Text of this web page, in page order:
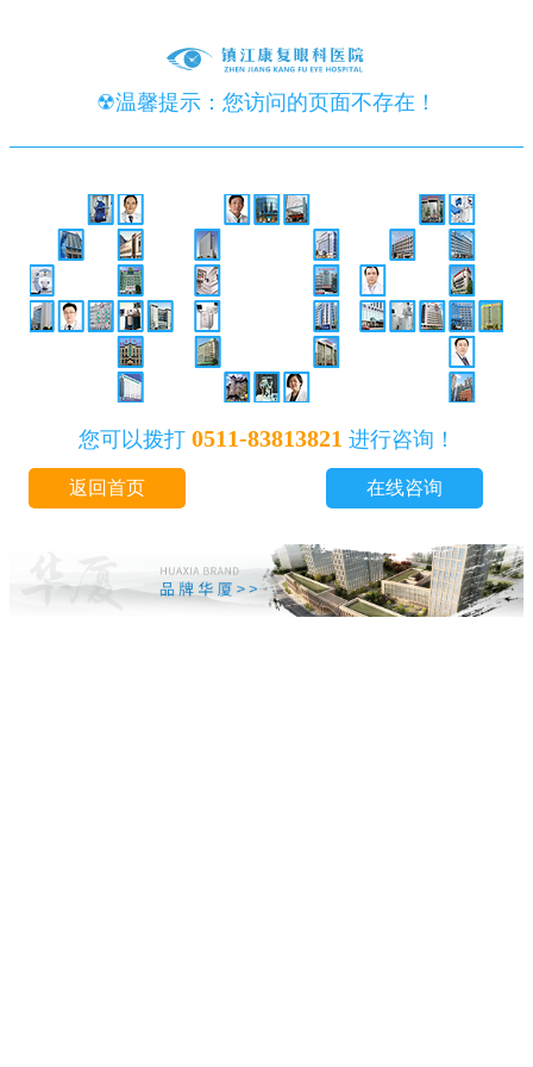
☢温馨提示：您访问的页面不存在！
您可以拨打 0511-83813821 进行咨询！
返回首页 在线咨询